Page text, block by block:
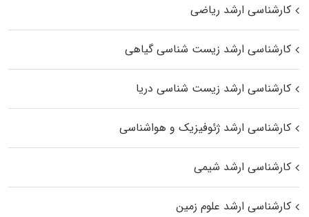
کارشناسی ارشد ریاضی
کارشناسی ارشد زیست‌ شناسی گیاهی
کارشناسی ارشد زیست‌ شناسی دریا
کارشناسی ارشد ژئوفیزیک و هواشناسی
کارشناسی ارشد شیمی
کارشناسی ارشد علوم زمین